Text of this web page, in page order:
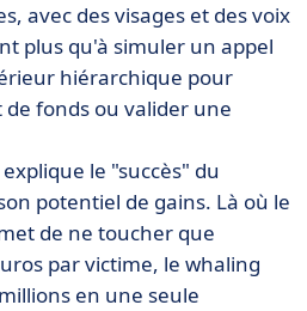
avec des visages et des voix
plus qu'à simuler un appel
hiérarchique pour
fonds ou valider une
le "succès" du
potentiel de gains. Là où le
de ne toucher que
par victime, le whaling
en une seule